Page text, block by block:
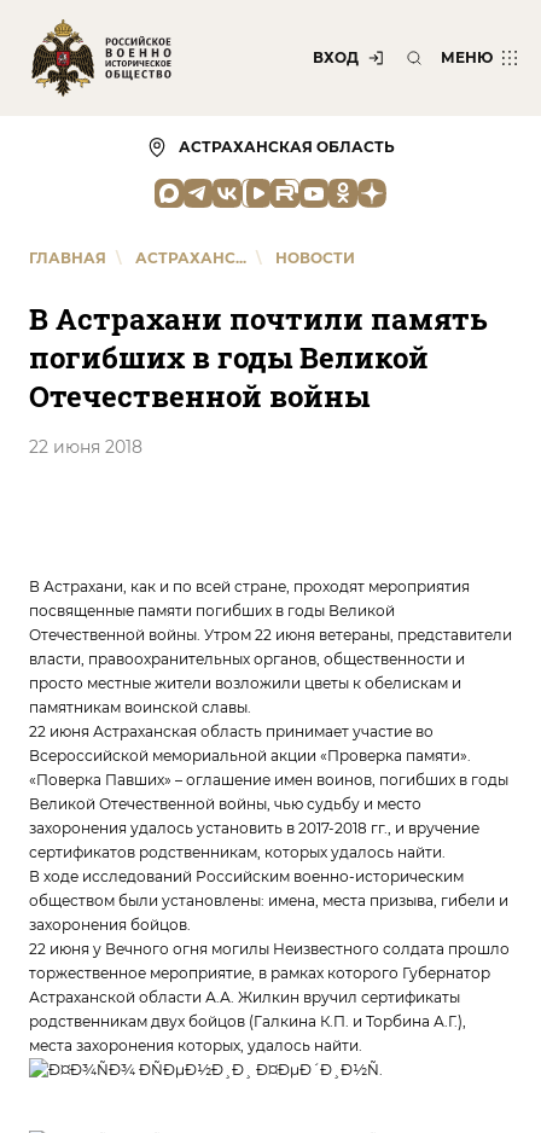
ВХОД МЕНЮ
АСТРАХАНСКАЯ ОБЛАСТЬ
ГЛАВНАЯ \ АСТРАХАНС... \ НОВОСТИ
В Астрахани почтили память
погибших в годы Великой
Отечественной войны
22 июня 2018
В Астрахани, как и по всей стране, проходят мероприятия
посвященные памяти погибших в годы Великой
Отечественной войны. Утром 22 июня ветераны, представители
власти, правоохранительных органов, общественности и
просто местные жители возложили цветы к обелискам и
памятникам воинской славы.
22 июня Астраханская область принимает участие во
Всероссийской мемориальной акции «Проверка памяти».
«Поверка Павших» – оглашение имен воинов, погибших в годы
Великой Отечественной войны, чью судьбу и место
захоронения удалось установить в 2017-2018 гг., и вручение
сертификатов родственникам, которых удалось найти.
В ходе исследований Российским военно-историческим
обществом были установлены: имена, места призыва, гибели и
захоронения бойцов.
22 июня у Вечного огня могилы Неизвестного солдата прошло
торжественное мероприятие, в рамках которого Губернатор
Астраханской области А.А. Жилкин вручил сертификаты
родственникам двух бойцов (Галкина К.П. и Торбина А.Г.),
места захоронения которых, удалось найти.